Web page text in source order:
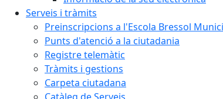
Serveis i tràmits
Preinscripcions a l'Escola Bressol
Punts d'atenció a la ciutadania
Registre telemàtic
Tràmits i gestions
Carpeta ciutadana